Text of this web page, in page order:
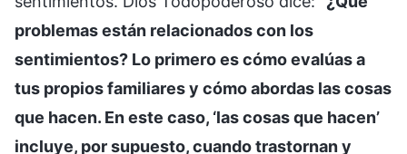
problemas están relacionados con los
sentimientos? Lo primero es cómo evalúas a
tus propios familiares y cómo abordas las cosas
que hacen. En este caso, ‘las cosas que hacen’
incluye, por supuesto, cuando trastornan y